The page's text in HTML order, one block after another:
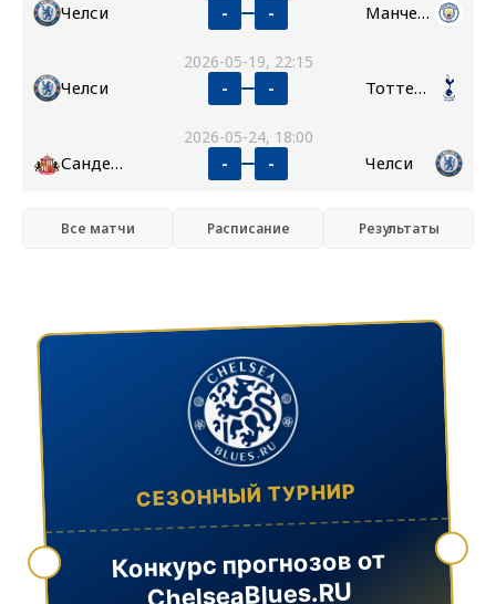
Челси - - Манчестер Сити
2026-05-19, 22:15
Челси - - Тоттенхэм
2026-05-24, 18:00
Сандерленд - - Челси
Все матчи Расписание Результаты
СЕЗОННЫЙ ТУРНИР
Конкурс прогнозов от
ChelseaBlues.RU